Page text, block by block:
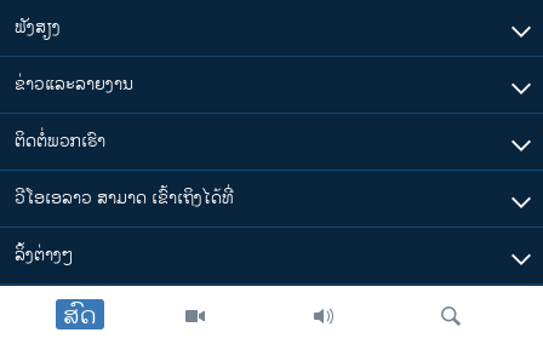
ສົດ
ຟັງສຽງ
ຂ່າວແລະລາຍງານ
ຕິດຕໍ່ພວກເຮົາ
ວີໂອເອລາວ ສາມາດ ເຂົ້າເຖິງໄດ້ທີ່
​ລິ້ງ​ຕ່າງໆ
ຕາມເວລາໃນລາວ